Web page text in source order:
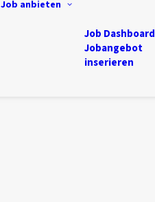
Job anbieten
Job Dashboard
Jobangebot
inserieren